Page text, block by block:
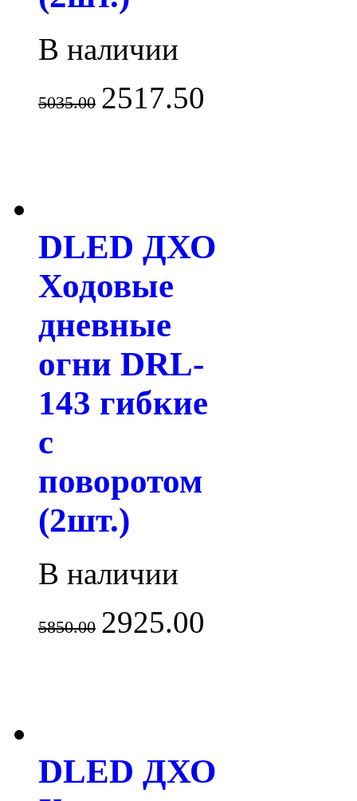
В наличии
5035.00 2517.50
DLED ДХО
Ходовые
дневные
огни DRL-
143 гибкие
с
поворотом
(2шт.)
В наличии
5850.00 2925.00
DLED ДХО